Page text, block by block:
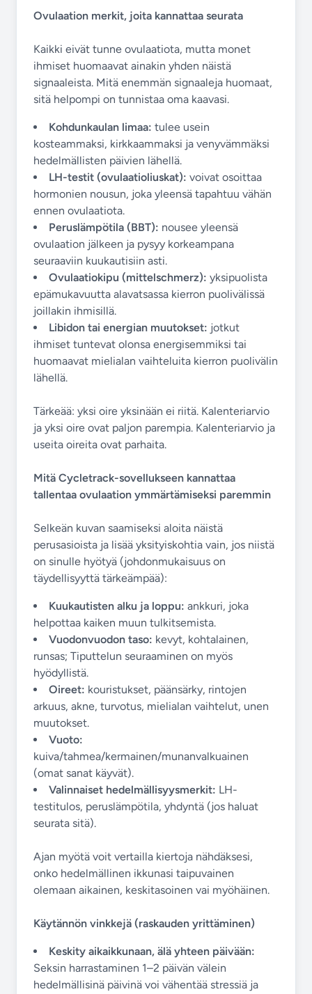
Ovulaation merkit, joita kannattaa seurata
Kaikki eivät tunne ovulaatiota, mutta monet
ihmiset huomaavat ainakin yhden näistä
signaaleista. Mitä enemmän signaaleja huomaat,
sitä helpompi on tunnistaa oma kaavasi.
Kohdunkaulan limaa: tulee usein
kosteammaksi, kirkkaammaksi ja venyvämmäksi
hedelmällisten päivien lähellä.
LH-testit (ovulaatioliuskat): voivat osoittaa
hormonien nousun, joka yleensä tapahtuu vähän
ennen ovulaatiota.
Peruslämpötila (BBT): nousee yleensä
ovulaation jälkeen ja pysyy korkeampana
seuraaviin kuukautisiin asti.
Ovulaatiokipu (mittelschmerz): yksipuolista
epämukavuutta alavatsassa kierron puolivälissä
joillakin ihmisillä.
Libidon tai energian muutokset: jotkut
ihmiset tuntevat olonsa energisemmiksi tai
huomaavat mielialan vaihteluita kierron puolivälin
lähellä.
Tärkeää: yksi oire yksinään ei riitä. Kalenteriarvio
ja yksi oire ovat paljon parempia. Kalenteriarvio ja
useita oireita ovat parhaita.
Mitä Cycletrack-sovellukseen kannattaa
tallentaa ovulaation ymmärtämiseksi paremmin
Selkeän kuvan saamiseksi aloita näistä
perusasioista ja lisää yksityiskohtia vain, jos niistä
on sinulle hyötyä (johdonmukaisuus on
täydellisyyttä tärkeämpää):
Kuukautisten alku ja loppu: ankkuri, joka
helpottaa kaiken muun tulkitsemista.
Vuodonvuodon taso: kevyt, kohtalainen,
runsas; Tiputtelun seuraaminen on myös
hyödyllistä.
Oireet: kouristukset, päänsärky, rintojen
arkuus, akne, turvotus, mielialan vaihtelut, unen
muutokset.
Vuoto:
kuiva/tahmea/kermainen/munanvalkuainen
(omat sanat käyvät).
Valinnaiset hedelmällisyysmerkit: LH-
testitulos, peruslämpötila, yhdyntä (jos haluat
seurata sitä).
Ajan myötä voit vertailla kiertoja nähdäksesi,
onko hedelmällinen ikkunasi taipuvainen
olemaan aikainen, keskitasoinen vai myöhäinen.
Käytännön vinkkejä (raskauden yrittäminen)
Keskity aikaikkunaan, älä yhteen päivään:
Seksin harrastaminen 1–2 päivän välein
hedelmällisinä päivinä voi vähentää stressiä ja